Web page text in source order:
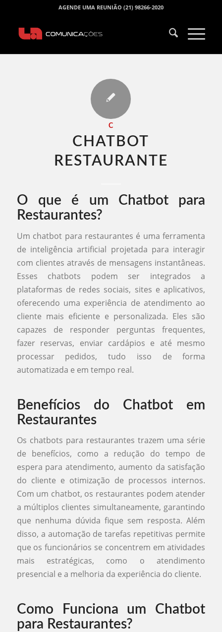
AGENDE UMA REUNIÃO (21) 98266-2020
C
CHATBOT
RESTAURANTE​
O que é um Chatbot para
Restaurantes?
Um chatbot para restaurantes é uma ferramenta
de inteligência artificial projetada para interagir
com clientes através de mensagens instantâneas.
Esses chatbots podem ser integrados a
plataformas de redes sociais, sites e aplicativos,
oferecendo uma experiência de atendimento ao
cliente mais eficiente e personalizada. Eles são
capazes de responder perguntas frequentes,
fazer reservas, enviar cardápios e até mesmo
processar pedidos, tudo isso de forma
automatizada e em tempo real.
Benefícios do Chatbot em
Restaurantes
Os chatbots para restaurantes trazem uma série
de benefícios, como a redução do tempo de
espera para atendimento, aumento da satisfação
do cliente e otimização de processos internos.
Com um chatbot, os restaurantes podem atender
a múltiplos clientes simultaneamente, garantindo
que nenhuma dúvida fique sem resposta. Além
disso, a automação de tarefas repetitivas permite
que os funcionários se concentrem em atividades
mais estratégicas, como o atendimento
presencial e a melhoria da experiência do cliente.
Como Funciona um Chatbot
para Restaurantes?